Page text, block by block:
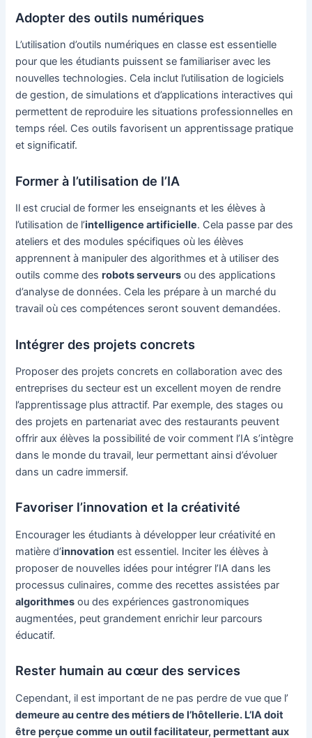
Adopter des outils numériques
L’utilisation d’outils numériques en classe est essentielle
pour que les étudiants puissent se familiariser avec les
nouvelles technologies. Cela inclut l’utilisation de logiciels
de gestion, de simulations et d’applications interactives qui
permettent de reproduire les situations professionnelles en
temps réel. Ces outils favorisent un apprentissage pratique
et significatif.
Former à l’utilisation de l’IA
Il est crucial de former les enseignants et les élèves à
l’utilisation de l’intelligence artificielle. Cela passe par des
ateliers et des modules spécifiques où les élèves
apprennent à manipuler des algorithmes et à utiliser des
outils comme desrobots serveurs ou des applications
d’analyse de données. Cela les prépare à un marché du
travail où ces compétences seront souvent demandées.
Intégrer des projets concrets
Proposer des projets concrets en collaboration avec des
entreprises du secteur est un excellent moyen de rendre
l’apprentissage plus attractif. Par exemple, des stages ou
des projets en partenariat avec des restaurants peuvent
offrir aux élèves la possibilité de voir comment l’IA s’intègre
dans le monde du travail, leur permettant ainsi d’évoluer
dans un cadre immersif.
Favoriser l’innovation et la créativité
Encourager les étudiants à développer leur créativité en
matière d’innovation est essentiel. Inciter les élèves à
proposer de nouvelles idées pour intégrer l’IA dans les
processus culinaires, comme des recettes assistées par
algorithmes ou des expériences gastronomiques
augmentées, peut grandement enrichir leur parcours
éducatif.
Rester humain au cœur des services
Cependant, il est important de ne pas perdre de vue que l’
demeure au centre des métiers de l’hôtellerie. L’IA doit
être perçue comme un outil facilitateur, permettant aux